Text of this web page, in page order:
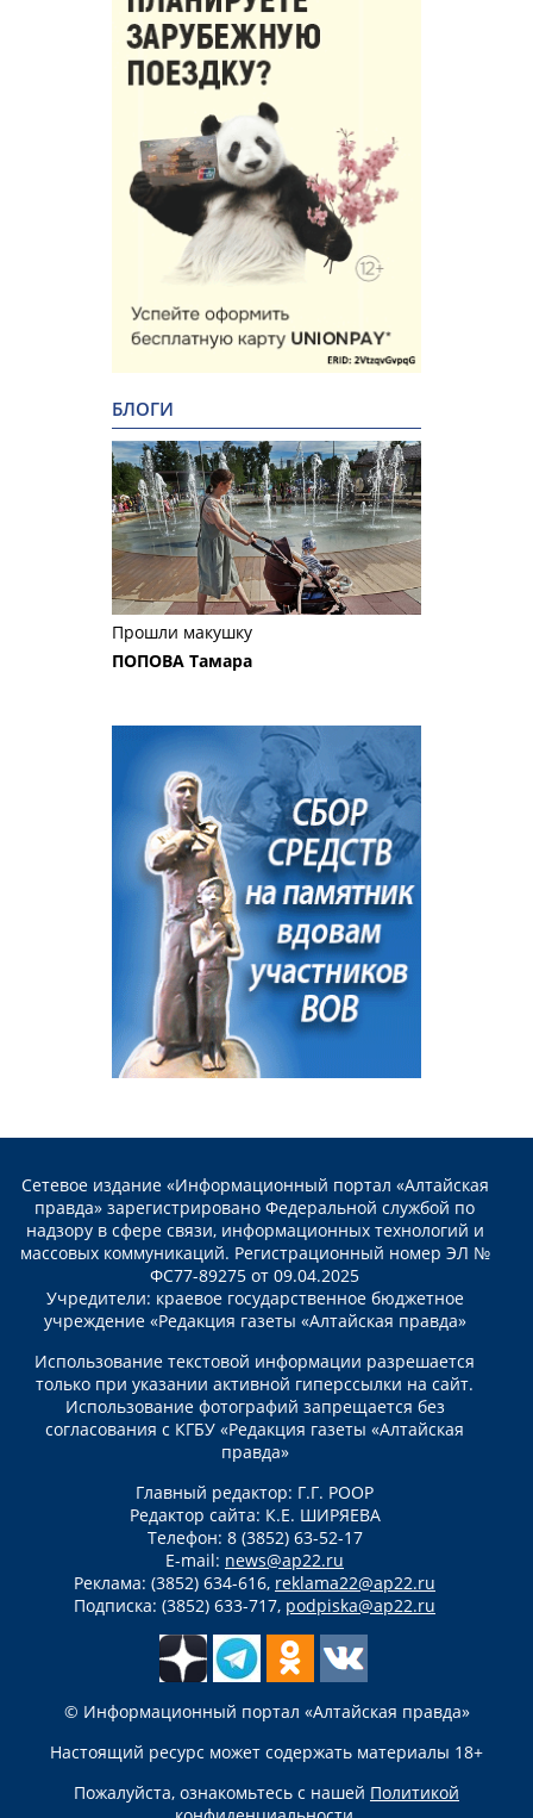
БЛОГИ
Прошли макушку
ПОПОВА Тамара
Сетевое издание «Информационный портал «Алтайская
правда» зарегистрировано Федеральной службой по
надзору в сфере связи, информационных технологий и
массовых коммуникаций. Регистрационный номер ЭЛ №
ФС77-89275 от 09.04.2025
Учредители: краевое государственное бюджетное
учреждение «Редакция газеты «Алтайская правда»
Использование текстовой информации разрешается
только при указании активной гиперссылки на сайт.
Использование фотографий запрещается без
согласования с КГБУ «Редакция газеты «Алтайская
правда»
Главный редактор: Г.Г. РООР
Редактор сайта: К.Е. ШИРЯЕВА
Телефон: 8 (3852) 63-52-17
E-mail: news@ap22.ru
Реклама: (3852) 634-616, reklama22@ap22.ru
Подписка: (3852) 633-717, podpiska@ap22.ru
© Информационный портал «Алтайская правда»
Настоящий ресурс может содержать материалы 18+
Пожалуйста, ознакомьтесь с нашей Политикой